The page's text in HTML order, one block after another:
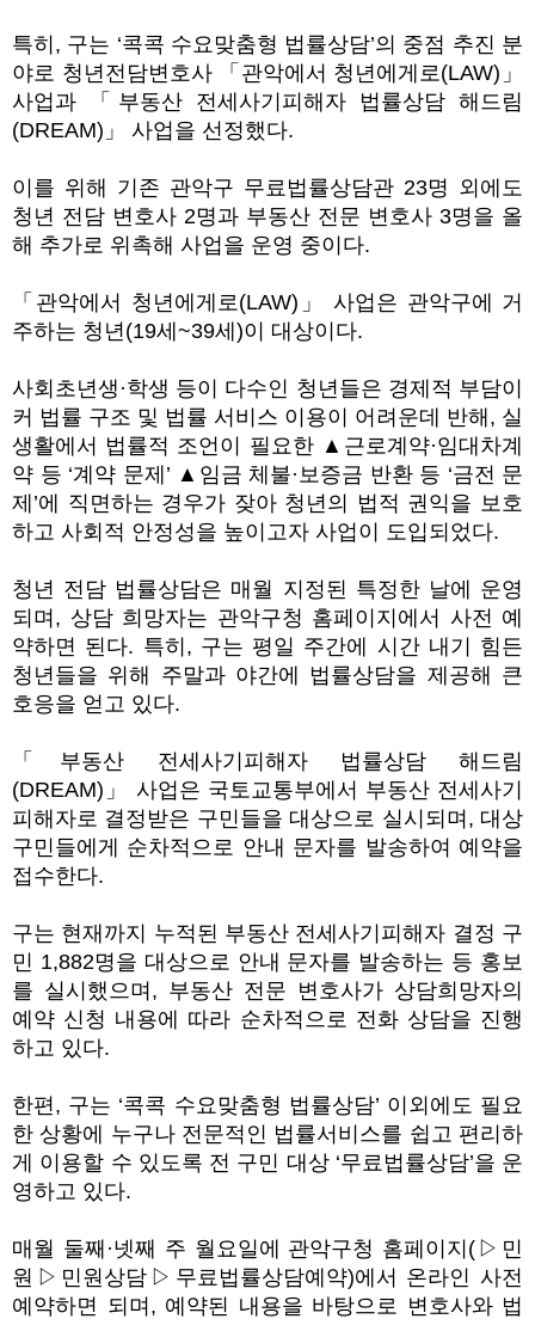
특히 , 구는 ‘콕콕 수요맞춤형 법률상담’의 중점 추진 분
야로 청년전담변호사
「 관악에서 청년에게로(LAW) 」
사업과
「 부동산 전세사기피해자 법률상담 해드림
(DREAM) 」 사업을 선정했다.
이를 위해 기존 관악구 무료법률상담관 23명 외에도
청년 전담 변호사 2명과 부동산 전문 변호사 3명을 올
해 추가로 위촉해 사업을 운영 중이다.
「 관악에서 청년에게로(LAW) 」사업은 관악구에 거
주하는 청년(19세 ~39세 )이 대상이다.
사회초년생 ·학생 등이 다수인 청년들은 경제적 부담이
커 법률 구조 및 법률 서비스 이용이 어려운데 반해 , 실
생활에서 법률적 조언이 필요한 ▲ 근로계약·임대차계
약 등 ‘계약 문제 ’ ▲ 임금 체불·보증금 반환 등 ‘금전 문
제 ’에 직면하는 경우가 잦아 청년의 법적 권익을 보호
하고 사회적 안정성을 높이고자 사업이 도입되었다.
청년 전담 법률상담은 매월 지정된 특정한 날에 운영
되며 , 상담 희망자는 관악구청 홈페이지에서 사전 예
약하면 된다. 특히 , 구는 평일 주간에 시간 내기 힘든
청년들을 위해 주말과 야간에 법률상담을 제공해 큰
호응을 얻고 있다.
「 부동산 전세사기피해자 법률상담 해드림
(DREAM) 」 사업은 국토교통부에서 부동산 전세사기
피해자로 결정받은 구민들을 대상으로 실시되며 , 대상
구민들에게 순차적으로 안내 문자를 발송하여 예약을
접수한다.
구는 현재까지 누적된 부동산 전세사기피해자 결정 구
민 1,882명을 대상으로 안내 문자를 발송하는 등 홍보
를 실시했으며 , 부동산 전문 변호사가 상담희망자의
예약 신청 내용에 따라 순차적으로 전화 상담을 진행
하고 있다.
한편, 구는 ‘콕콕 수요맞춤형 법률상담’ 이외에도 필요
한 상황에 누구나 전문적인 법률서비스를 쉽고 편리하
게 이용할 수 있도록 전 구민 대상 ‘무료법률상담’을 운
영하고 있다.
매월 둘째 ·넷째 주 월요일에 관악구청 홈페이지 ( ▷ 민
원 ▷ 민원상담 ▷ 무료법률상담예약)에서 온라인 사전
예약하면 되며 , 예약된 내용을 바탕으로 변호사와 법